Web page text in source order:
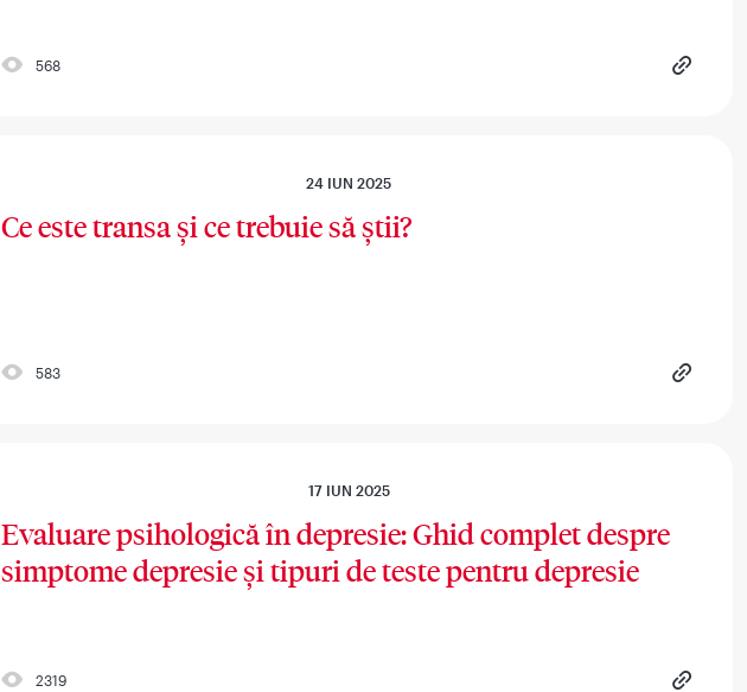
568
24 IUN 2025
Ce este transa și ce trebuie să știi?
583
17 IUN 2025
Evaluare psihologică în depresie: Ghid complet despre
simptome depresie și tipuri de teste pentru depresie
2319